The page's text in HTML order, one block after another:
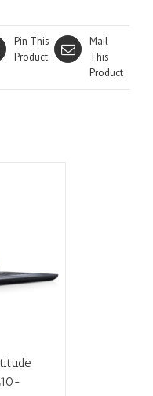
Pin This
Product
Mail
This
Product